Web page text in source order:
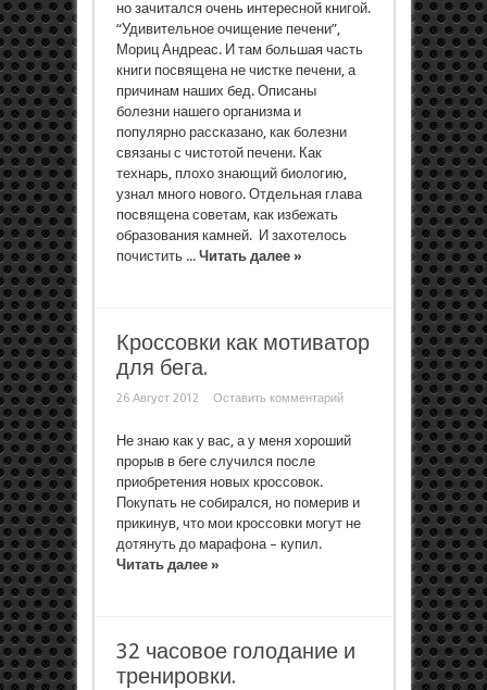
но зачитался очень интересной книгой.
“Удивительное очищение печени”,
Мориц Андреас. И там большая часть
книги посвящена не чистке печени, а
причинам наших бед. Описаны
болезни нашего организма и
популярно рассказано, как болезни
связаны с чистотой печени. Как
технарь, плохо знающий биологию,
узнал много нового. Отдельная глава
посвящена советам, как избежать
образования камней. И захотелось
почистить ... Читать далее »
Кроссовки как мотиватор
для бега.
26 Август 2012 Оставить комментарий
Не знаю как у вас, а у меня хороший
прорыв в беге случился после
приобретения новых кроссовок.
Покупать не собирался, но померив и
прикинув, что мои кроссовки могут не
дотянуть до марафона – купил.
Читать далее »
32 часовое голодание и
тренировки.